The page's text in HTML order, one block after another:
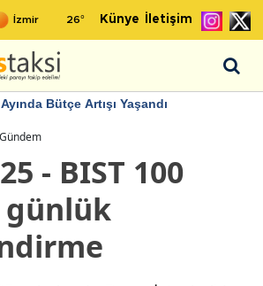
26° Künye İletişim
Bütçe Artışı Yaşandı
- BIST 100
günlük